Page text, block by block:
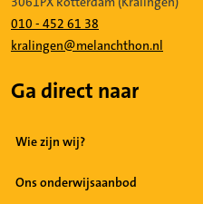
3061PX Rotterdam (Kralingen)
010 - 452 61 38
kralingen@melanchthon.nl
Ga direct naar
Wie zijn wij?
Ons onderwijsaanbod